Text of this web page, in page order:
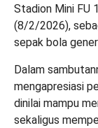
Stadion Mini FU
(8/2/2026),
sepak bola
Dalam
mengapresiasi
dinilai mampu
sekaligus